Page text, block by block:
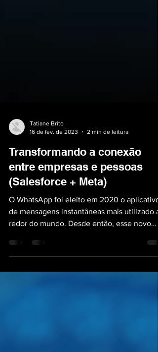
Tatiane Brito
16 de fev. de 2023
2 min de leitura
Transformando a conexão
entre empresas e pessoas
(Salesforce + Meta)
O WhatsApp foi eleito em 2020 o aplicativo